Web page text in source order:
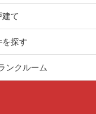
建て
を探す
ンクルーム